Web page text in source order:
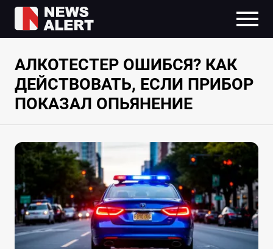
АЛКОТЕСТЕР ОШИБСЯ? КАК
ДЕЙСТВОВАТЬ, ЕСЛИ ПРИБОР
ПОКАЗАЛ ОПЬЯНЕНИЕ